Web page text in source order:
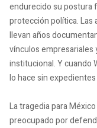
endurecido su postura
protección política. Las
llevan años
vínculos
institucional. Y cuando
lo hace sin
La tragedia para
preocupado por